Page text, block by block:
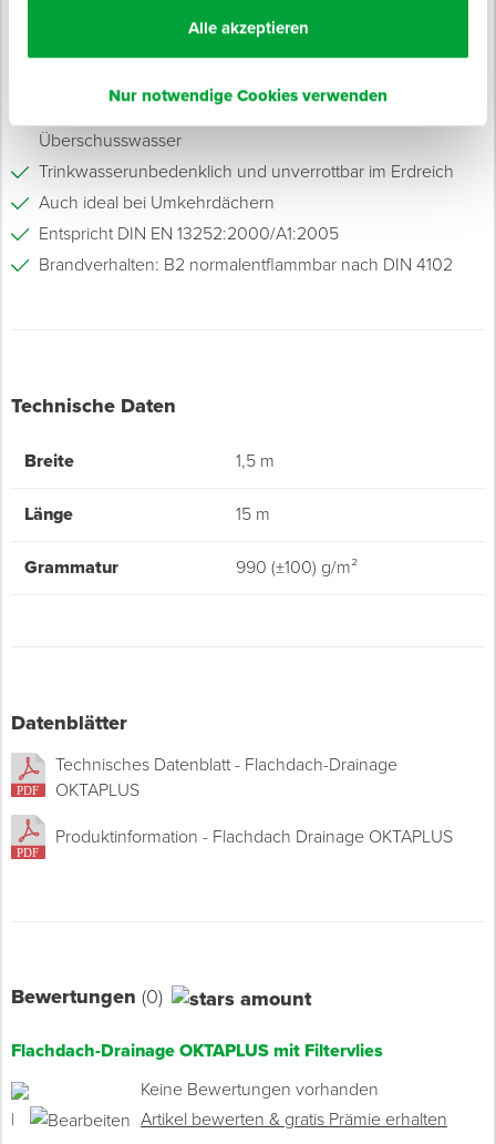
Alle akzeptieren
Nur notwendige Cookies verwenden
Wasserdurchlässigkeit Zufluss senkrecht: ca. 8,5 l/m²
Eigenschaften
Für extensiv begrünte Bereiche
Überschusswasser
Trinkwasserunbedenklich und unverrottbar im Erdreich
Auch ideal bei Umkehrdächern
Entspricht DIN EN 13252:2000/A1:2005
Brandverhalten: B2 normalentflammbar nach DIN 4102
Technische Daten
Breite 1,5 m
Länge 15 m
Grammatur 990 (±100) g/m²
Datenblätter
Technisches Datenblatt - Flachdach-Drainage
OKTAPLUS
Produktinformation - Flachdach Drainage OKTAPLUS
Bewertungen (0)
Flachdach-Drainage OKTAPLUS mit Filtervlies
Keine Bewertungen vorhanden
|
Artikel bewerten & gratis Prämie erhalten